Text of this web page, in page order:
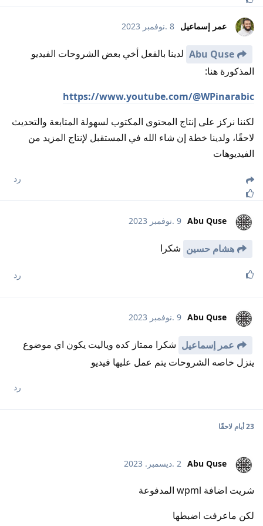
عمر إسماعيل 8 .نوفمبر 2023
Abu Quse لدينا بالفعل أخي بعض الشروحات الفيديو
المذكورة هنا:
https://www.youtube.com/@WPinarabic
لكننا نركز على إنتاج المحتوى المكتوب لسهولة المتابعة والتحديث
لاحقًا، ولدينا خطة إن شاء الله في المستقبل لإنتاج المزيد من
الفيديوهات
رد
Abu Quse 9 .نوفمبر 2023
هشام حسين شكرا
رد
Abu Quse 9 .نوفمبر 2023
عمر إسماعيل شكرا ممتاز كده وياليت يكون اي موضوع
ينزل خاصه الشروحات يتم عمل عليها فيديو
رد
23 أيام لاحقًا
Abu Quse 2 .ديسمبر. 2023
شريت اضافة wpml المدفوعة
لكن ماعرفت اضبطها